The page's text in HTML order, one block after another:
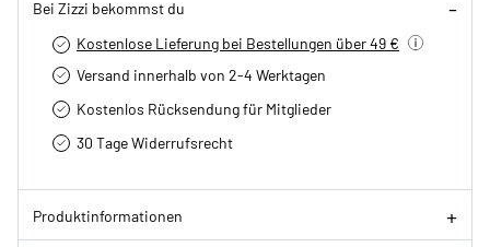
Bei Zizzi bekommst du
Kostenlose Lieferung bei Bestellungen über 49 €
Versand innerhalb von 2-4 Werktagen
Kostenlos Rücksendung für Mitglieder
30 Tage Widerrufsrecht
Produktinformationen